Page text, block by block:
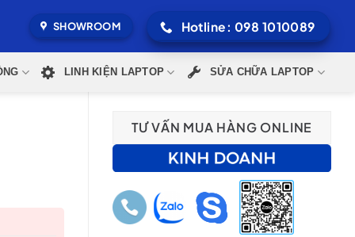
SHOWROOM Hotline: 098 1010089
LINH KIỆN LAPTOP SỬA CHỮA LAPTOP
TƯ VẤN MUA HÀNG ONLINE